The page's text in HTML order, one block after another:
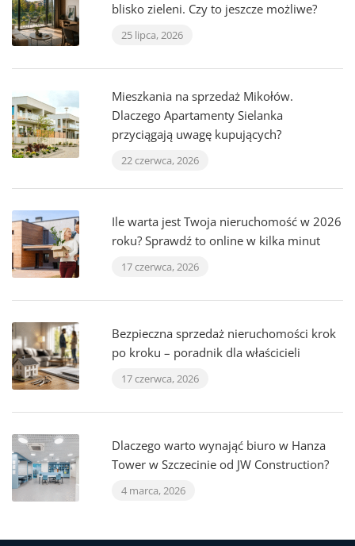
blisko zieleni. Czy to jeszcze możliwe?
25 lipca, 2026
Mieszkania na sprzedaż Mikołów.
Dlaczego Apartamenty Sielanka
przyciągają uwagę kupujących?
22 czerwca, 2026
Ile warta jest Twoja nieruchomość w 2026
roku? Sprawdź to online w kilka minut
17 czerwca, 2026
Bezpieczna sprzedaż nieruchomości krok
po kroku – poradnik dla właścicieli
17 czerwca, 2026
Dlaczego warto wynająć biuro w Hanza
Tower w Szczecinie od JW Construction?
4 marca, 2026